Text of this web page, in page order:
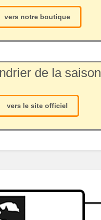
vers notre boutique
de la saison
vers le site officiel